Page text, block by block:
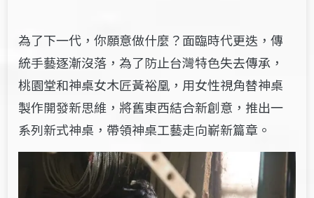
為了下一代，你願意做什麼？面臨時代更迭，傳
統手藝逐漸沒落，為了防止台灣特色失去傳承，
桃園堂和神桌女木匠黃裕凰，用女性視角替神桌
製作開發新思維，將舊東西結合新創意，推出一
系列新式神桌，帶領神桌工藝走向嶄新篇章。